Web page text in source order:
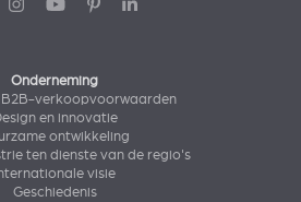
Onderneming
B2B-verkoopvoorwaarden
en innovatie
ontwikkeling
ten dienste van de regio's
visie
Geschiedenis